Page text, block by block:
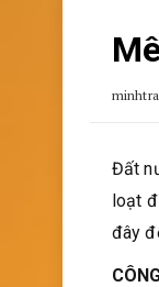
Đất
loạt
đây